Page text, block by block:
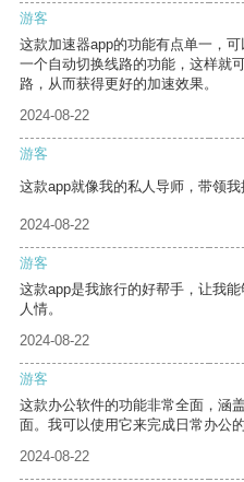
游客
这款加速器app的功能有点单一，
一个自动切换线路的功能，这样就
路，从而获得更好的加速效果。
2024-08-22
游客
这款app就像我的私人导师，带领我
2024-08-22
游客
这款app是我旅行的好帮手，让我
人情。
2024-08-22
游客
这款办公软件的功能非常全面，涵
面。我可以使用它来完成日常办公
2024-08-22